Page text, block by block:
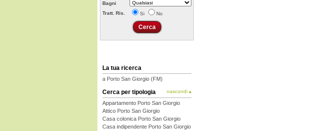
Bagni
Tratt. Ris.
Si No
La tua ricerca
a Porto San Giorgio (FM)
Cerca per tipologia nascondi ▴
Appartamento Porto San Giorgio
Attico Porto San Giorgio
Casa colonica Porto San Giorgio
Casa indipendente Porto San Giorgio